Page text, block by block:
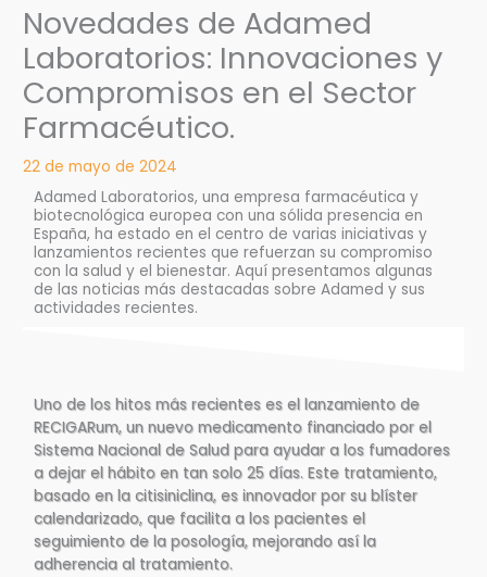
Novedades de Adamed
Laboratorios: Innovaciones y
Compromisos en el Sector
Farmacéutico.
22 de mayo de 2024
Adamed Laboratorios, una empresa farmacéutica y
biotecnológica europea con una sólida presencia en
España, ha estado en el centro de varias iniciativas y
lanzamientos recientes que refuerzan su compromiso
con la salud y el bienestar. Aquí presentamos algunas
de las noticias más destacadas sobre Adamed y sus
actividades recientes.
Uno de los hitos más recientes es el lanzamiento de
RECIGARum, un nuevo medicamento financiado por el
Sistema Nacional de Salud para ayudar a los fumadores
a dejar el hábito en tan solo 25 días. Este tratamiento,
basado en la citisiniclina, es innovador por su blíster
calendarizado, que facilita a los pacientes el
seguimiento de la posología, mejorando así la
adherencia al tratamiento​.